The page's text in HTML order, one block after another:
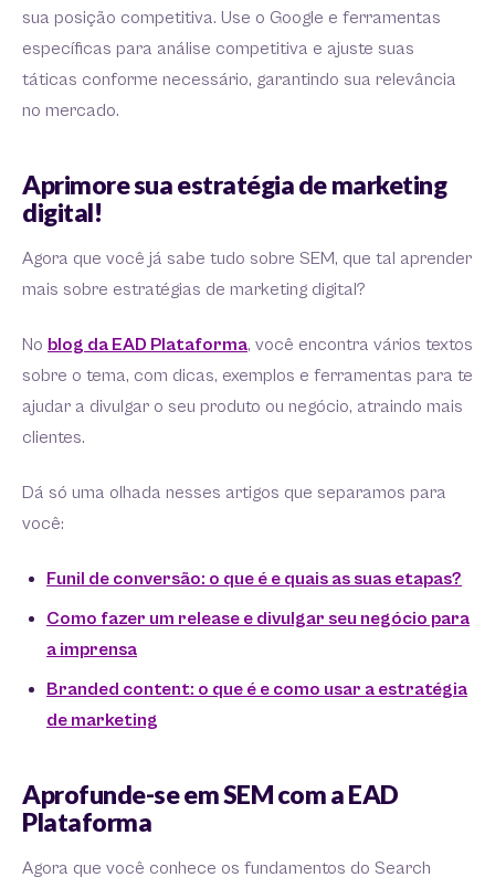
sua posição competitiva. Use o Google e ferramentas
específicas para análise competitiva e ajuste suas
táticas conforme necessário, garantindo sua relevância
no mercado.
Aprimore sua estratégia de marketing
digital!
Agora que você já sabe tudo sobre SEM, que tal aprender
mais sobre estratégias de marketing digital?
No blog da EAD Plataforma, você encontra vários textos
sobre o tema, com dicas, exemplos e ferramentas para te
ajudar a divulgar o seu produto ou negócio, atraindo mais
clientes.
Dá só uma olhada nesses artigos que separamos para
você:
Funil de conversão: o que é e quais as suas etapas?
Como fazer um release e divulgar seu negócio para
a imprensa
Branded content: o que é e como usar a estratégia
de marketing
Aprofunde-se em SEM com a EAD
Plataforma
Agora que você conhece os fundamentos do Search